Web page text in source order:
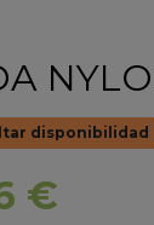
disponibilidad
€